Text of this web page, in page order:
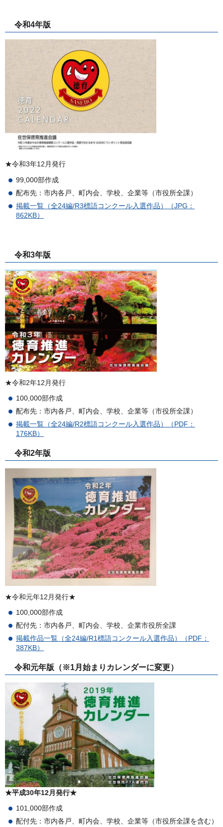
令和4年版
★令和3年12月発行
99,000部作成
配布先：市内各戸、町内会、学校、企業等（市役所全課）
掲載一覧（全24編/R3標語コンクール入選作品）（JPG：
862KB）
令和3年版
★令和2年12月発行
100,000部作成
配布先：市内各戸、町内会、学校、企業等（市役所全課）
掲載一覧（全24編/R2標語コンクール入選作品）（PDF：
176KB）
令和2年版
★令和元年12月発行★
100,000部作成
配付先：市内各戸、町内会、学校、企業市役所全課
掲載作品一覧（全24編/R1標語コンクール入選作品）（PDF：
387KB）
令和元年版（※1月始まりカレンダーに変更）
★平成30年12月発行★
101,000部作成
配付先：市内各戸、町内会、学校、企業等（市役所全課を含む）